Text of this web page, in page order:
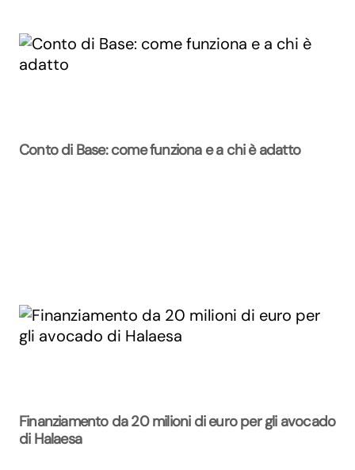
Conto di Base: come funziona e a chi è adatto
Finanziamento da 20 milioni di euro per gli avocado
di Halaesa